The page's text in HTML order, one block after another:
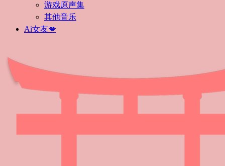
游戏原声集
其他音乐
Ai女友💋